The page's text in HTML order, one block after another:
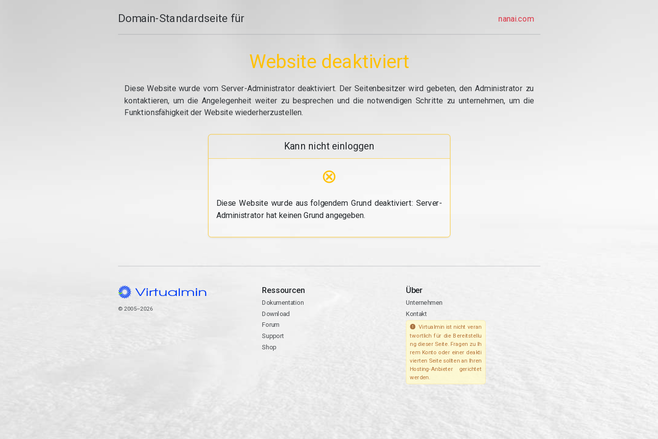
Domain-Standardseite für nanai.com
Website deaktiviert
Diese Website wurde vom Server-Administrator deaktiviert. Der Seitenbesitzer wird gebeten, den Administrator zu
kontaktieren, um die Angelegenheit weiter zu besprechen und die notwendigen Schritte zu unternehmen, um die
Funktionsfähigkeit der Website wiederherzustellen.
Kann nicht einloggen
⊗
Diese Website wurde aus folgendem Grund deaktiviert: Server-
Administrator hat keinen Grund angegeben.
© 2005–2026
Ressourcen
Dokumentation
Download
Forum
Support
Shop
Über
Unternehmen
Kontakt
Virtualmin ist nicht veran
twortlich für die Bereitstellu
ng dieser Seite. Fragen zu Ih
rem Konto oder einer deakti
vierten Seite sollten an Ihren
Hosting-Anbieter gerichtet
werden.